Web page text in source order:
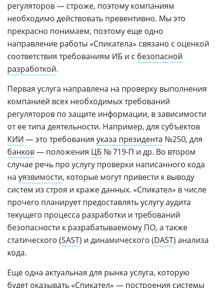
регуляторов — строже, поэтому компаниям
необходимо действовать превентивно. Мы это
прекрасно понимаем, поэтому еще одно
направление работы «Спикатела» связано с оценкой
соответствия требованиям ИБ и с безопасной
разработкой.
Первая услуга направлена на проверку выполнения
компанией всех необходимых требований
регуляторов по защите информации, в зависимости
от ее типа деятельности. Например, для субъектов
КИИ — это требования указа президента №250, для
банков— положения ЦБ № 719-П и др. Во втором
случае речь про услугу проверки написанного кода
на уязвимости, которые могут привести к выводу
систем из строя и краже данных. «Спикател» в числе
прочего планирует предоставлять услугу аудита
текущего процесса разработки и требований
безопасности к разрабатываемому ПО, а также
статического (SAST) и динамического (DAST) анализа
кода.
Еще одна актуальная для рынка услуга, которую
будет оказывать «Спикател» — построения системы